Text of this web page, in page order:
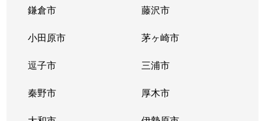
鎌倉市 藤沢市
小田原市 茅ヶ崎市
逗子市 三浦市
秦野市 厚木市